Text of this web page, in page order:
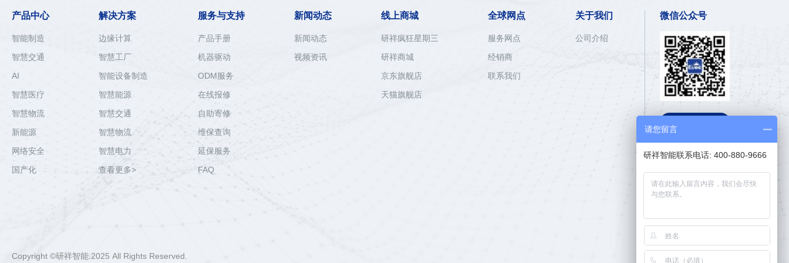
产品中心
智能制造
智慧交通
AI
智慧医疗
智慧物流
新能源
网络安全
国产化
解决方案
边缘计算
智慧工厂
智能设备制造
智慧能源
智慧交通
智慧物流
智慧电力
查看更多>
服务与支持
产品手册
机器驱动
ODM服务
在线报修
自助寄修
维保查询
延保服务
FAQ
新闻动态
新闻动态
视频资讯
线上商城
研祥疯狂星期三
研祥商城
京东旗舰店
天猫旗舰店
全球网点
服务网点
经销商
联系我们
关于我们
公司介绍
微信公众号
400-880-9666
Copyright ©研祥智能.2025 All Rights Reserved.
请您留言
研祥智能联系电话: 400-880-9666